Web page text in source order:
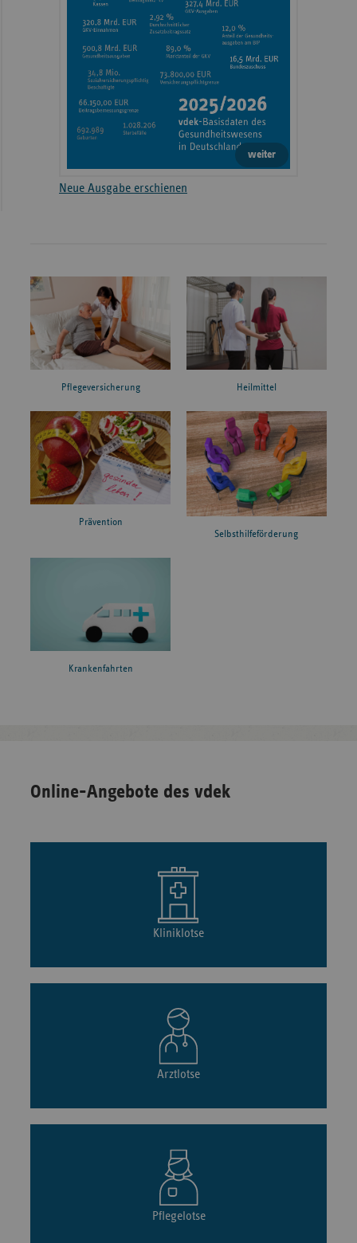
weiter
Neue Ausgabe erschienen
Pflegeversicherung Heilmittel
Prävention
Selbsthilfeförderung
Krankenfahrten
Online-Angebote des vdek
Kliniklotse
Arztlotse
Pflegelotse